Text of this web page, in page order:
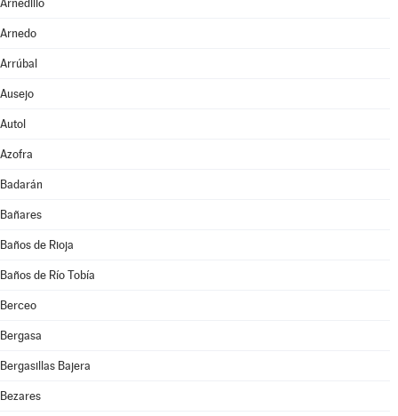
Arnedillo
Arnedo
Arrúbal
Ausejo
Autol
Azofra
Badarán
Bañares
Baños de Rioja
Baños de Río Tobía
Berceo
Bergasa
Bergasillas Bajera
Bezares